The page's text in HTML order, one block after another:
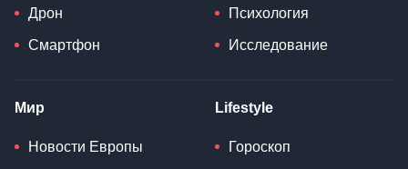
Дрон
Смартфон
Психология
Исследование
Мир
Новости Европы
Lifestyle
Гороскоп